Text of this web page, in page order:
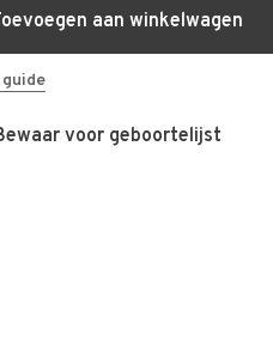
aan winkelwagen
guide
voor geboortelijst